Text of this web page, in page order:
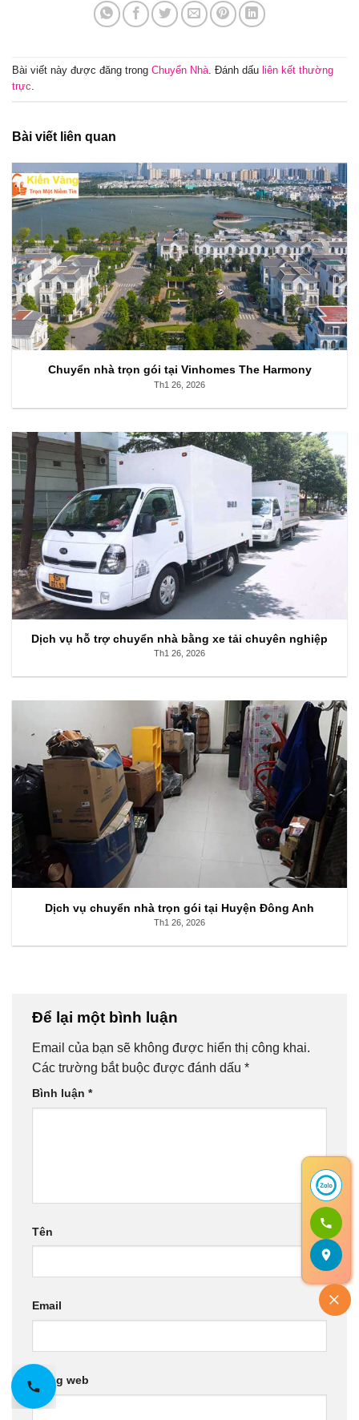
Bài viết này được đăng trong Chuyển Nhà. Đánh dấu liên kết thường
trực.
Bài viết liên quan
Chuyển nhà trọn gói tại Vinhomes The Harmony
Th1 26, 2026
Dịch vụ hỗ trợ chuyển nhà bằng xe tải chuyên nghiệp
Th1 26, 2026
Dịch vụ chuyển nhà trọn gói tại Huyện Đông Anh
Th1 26, 2026
Để lại một bình luận
Email của bạn sẽ không được hiển thị công khai.
Các trường bắt buộc được đánh dấu *
Bình luận *
Tên
Email
Trang web